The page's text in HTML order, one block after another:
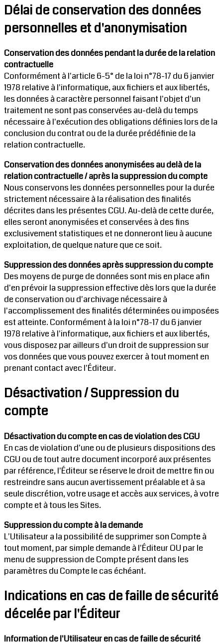
Délai de conservation des données
personnelles et d'anonymisation
Conservation des données pendant la durée de la relation
contractuelle
Conformément à l'article 6-5° de la loi n°78-17 du 6 janvier
1978 relative à l'informatique, aux fichiers et aux libertés,
les données à caractère personnel faisant l'objet d'un
traitement ne sont pas conservées au-delà du temps
nécessaire à l'exécution des obligations définies lors de la
conclusion du contrat ou de la durée prédéfinie de la
relation contractuelle.
Conservation des données anonymisées au delà de la
relation contractuelle / après la suppression du compte
Nous conservons les données personnelles pour la durée
strictement nécessaire à la réalisation des finalités
décrites dans les présentes CGU. Au-delà de cette durée,
elles seront anonymisées et conservées à des fins
exclusivement statistiques et ne donneront lieu à aucune
exploitation, de quelque nature que ce soit.
Suppression des données après suppression du compte
Des moyens de purge de données sont mis en place afin
d'en prévoir la suppression effective dès lors que la durée
de conservation ou d'archivage nécessaire à
l'accomplissement des finalités déterminées ou imposées
est atteinte. Conformément à la loi n°78-17 du 6 janvier
1978 relative à l'informatique, aux fichiers et aux libertés,
vous disposez par ailleurs d'un droit de suppression sur
vos données que vous pouvez exercer à tout moment en
prenant contact avec l'Éditeur.
Désactivation / Suppression du
compte
Désactivation du compte en cas de violation des CGU
En cas de violation d'une ou de plusieurs dispositions des
CGU ou de tout autre document incorporé aux présentes
par référence, l'Éditeur se réserve le droit de mettre fin ou
restreindre sans aucun avertissement préalable et à sa
seule discrétion, votre usage et accès aux services, à votre
compte et à tous les Sites.
Suppression du compte à la demande
L'Utilisateur a la possibilité de supprimer son Compte à
tout moment, par simple demande à l'Éditeur OU par le
menu de suppression de Compte présent dans les
paramètres du Compte le cas échéant.
Indications en cas de faille de sécurité
décelée par l'Éditeur
Information de l'Utilisateur en cas de faille de sécurité